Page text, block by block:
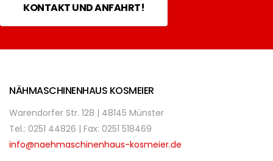
KONTAKT UND ANFAHRT!
NÄHMASCHINENHAUS KOSMEIER
Warendorfer Str. 128 | 48145 Münster
Tel.: 0251 44826 | Fax: 0251 518469
info@naehmaschinenhaus-kosmeier.de